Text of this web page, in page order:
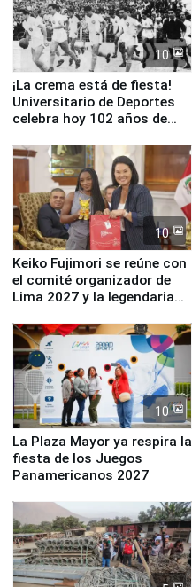
10
¡La crema está de fiesta!
Universitario de Deportes
celebra hoy 102 años de
10
Keiko Fujimori se reúne con
el comité organizador de
Lima 2027 y la legendaria
10
La Plaza Mayor ya respira la
fiesta de los Juegos
Panamericanos 2027